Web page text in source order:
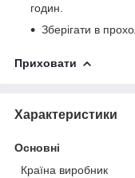
годин.
Зберігати в
Приховати
Характеристики
Основні
Країна виробник